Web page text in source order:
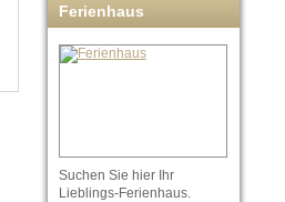
Ferienhaus
Suchen Sie hier Ihr
Lieblings-Ferienhaus.